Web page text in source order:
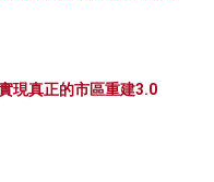
現真正的市區重建3.0